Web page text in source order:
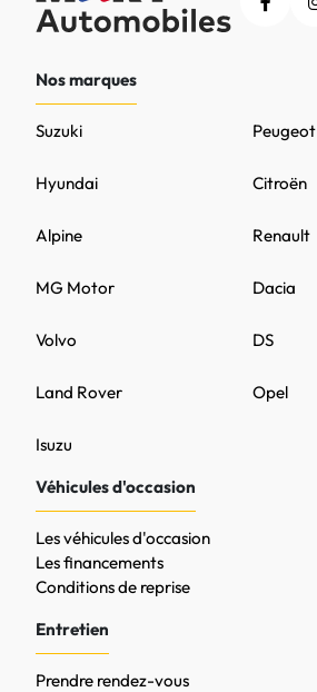
Nos marques
Peugeot
DS
MG Motor
Citroën
Opel
Volvo
Renault
Hyundai
Land Rover
Dacia
Alpine
Isuzu
Suzuki
Véhicules d'occasion
Les véhicules d'occasion
Les financements
Conditions de reprise
Entretien
Prendre rendez-vous